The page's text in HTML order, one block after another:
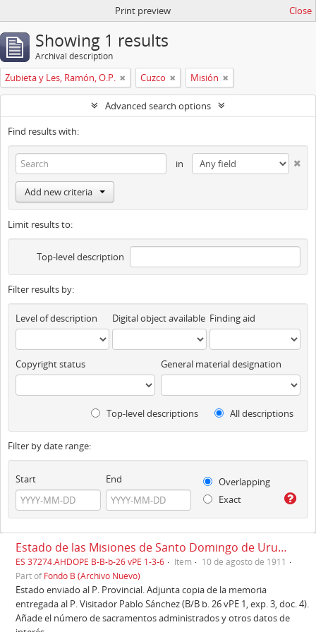
Print preview Close
Showing 1 results
Archival description
Zubieta y Les, Ramón, O.P. Cuzco Misión
Advanced search options
Find results with:
in
Add new criteria
Limit results to:
Top-level description
Filter results by:
Level of description Digital object available Finding aid
Copyright status General material designation
Top-level descriptions All descriptions
Filter by date range:
Start End
Overlapping
Exact
Estado de las Misiones de Santo Domingo de Urubamba, Cuzco, 10/08/1911
ES 37274.AHDOPE B-B-b-26 vPE 1-3-6 Item
10 de agosto de 1911
Part ofFondo B (Archivo Nuevo)
Estado enviado al P. Provincial. Adjunta copia de la memoria
entregada al P. Visitador Pablo Sánchez (B/B b. 26 vPE 1, exp. 3, doc. 4).
Añade el número de sacramentos administrados y otros datos de